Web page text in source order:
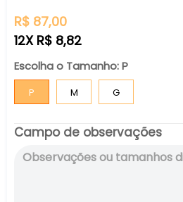
Preço
normal
R$ 87,00
12X R$ 8,82
Escolha o Tamanho:P
P M G
Campo de observações